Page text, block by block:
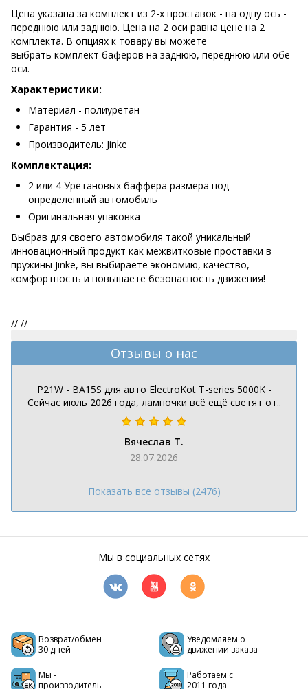
Цена указана за комплект из 2-х проставок - на одну ось -
переднюю или заднюю. Цена на 2 оси равна цене на 2
комплекта. В опциях к товару вы можете
выбрать комплект баферов на заднюю, переднюю или обе
оси.
Характеристики:
Материал - полиуретан
Гарантия - 5 лет
Производитель: Jinke
Комплектация:
2 или 4 Уретановых баффера размера под
определенный автомобиль
Оригинальная упаковка
Выбрав для своего автомобиля такой уникальный
инновационный продукт как межвитковые проставки в
пружины Jinke, вы выбираете экономию, качество,
комфортность и повышаете безопасность движения!
// //
Отзывы о нас
P21W - BA15S для авто ElectroKot T-series 5000K -
Сейчас июль 2026 года, лампочки всё ещё светят от..
Вячеслав Т.
28.07.2026
Показать все отзывы (2476)
Мы в социальных сетях
Возврат/обмен
30 дней
Уведомляем о
движении заказа
Мы -
производитель
Работаем с
2011 года